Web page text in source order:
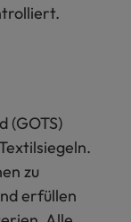
(GOTS)
zu
erfüllen